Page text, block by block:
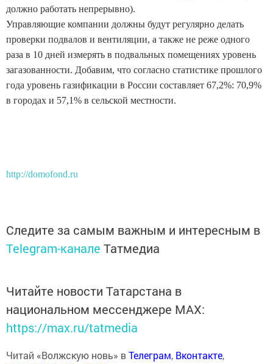
должно работать непрерывно).
Управляющие компании должны будут регулярно делать
проверки подвалов и вентиляции, а также не реже одного
раза в 10 дней измерять в подвальных помещениях уровень
загазованности. Добавим, что согласно статистике прошлого
года уровень газификации в России составляет 67,2%: 70,9%
в городах и 57,1% в сельской местности.
http://domofond.ru
Следите за самым важным и интересным в
Telegram-канале Татмедиа
Читайте новости Татарстана в
национальном мессенджере MАХ:
https://max.ru/tatmedia
Читай «Волжскую новь» вТелеграм, Вконтакте,